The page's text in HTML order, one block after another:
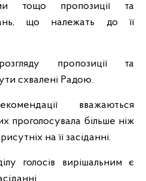
тощо пропозиції та
що належать до її
пропозиції та
схвалені Радою.
вважаються
проголосувала більше ніж
на її засіданні.
голосів вирішальним є